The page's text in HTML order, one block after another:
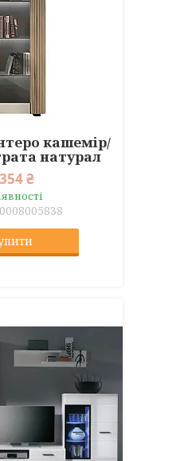
кашемір/
натурал
₴